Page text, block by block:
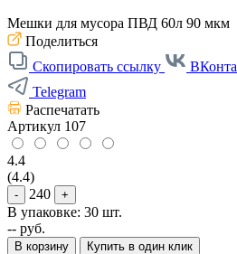
Мешки для мусора ПВД 60л 90 мкм
Поделиться
Скопировать ссылку
Telegram
Распечатать
Артикул 107
4.4
(4.4)
- 240 +
В упаковке: 30 шт.
-- руб.
В корзину Купить в один клик